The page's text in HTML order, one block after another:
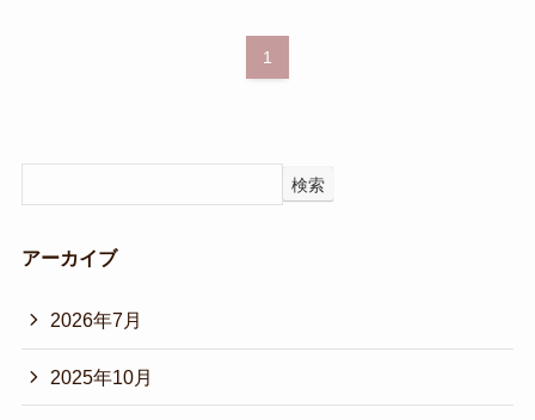
1
検索
アーカイブ
2026年7月
2025年10月